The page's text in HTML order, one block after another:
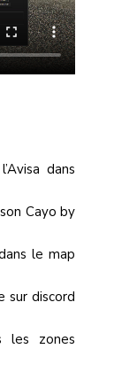
dans
Cayo by
le map
sur discord
les zones